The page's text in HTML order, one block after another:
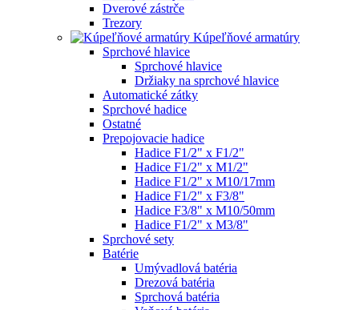
Dverové zástrče
Trezory
Kúpeľňové armatúry
Sprchové hlavice
Sprchové hlavice
Držiaky na sprchové hlavice
Automatické zátky
Sprchové hadice
Ostatné
Prepojovacie hadice
Hadice F1/2" x F1/2"
Hadice F1/2" x M1/2"
Hadice F1/2" x M10/17mm
Hadice F1/2" x F3/8"
Hadice F3/8" x M10/50mm
Hadice F1/2" x M3/8"
Sprchové sety
Batérie
Umývadlová batéria
Drezová batéria
Sprchová batéria